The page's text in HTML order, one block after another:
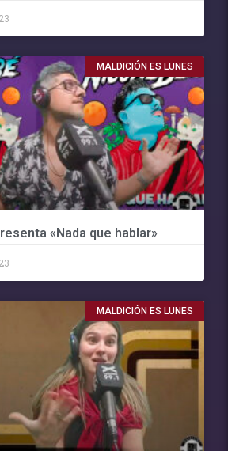
MALDICIÓN ES LUNES
«Nada que hablar»
MALDICIÓN ES LUNES